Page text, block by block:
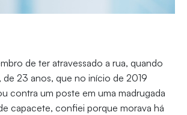
de ter atravessado a rua, quando
de 23 anos, que no início de 2019
contra um poste em uma madrugada
capacete, confiei porque morava há